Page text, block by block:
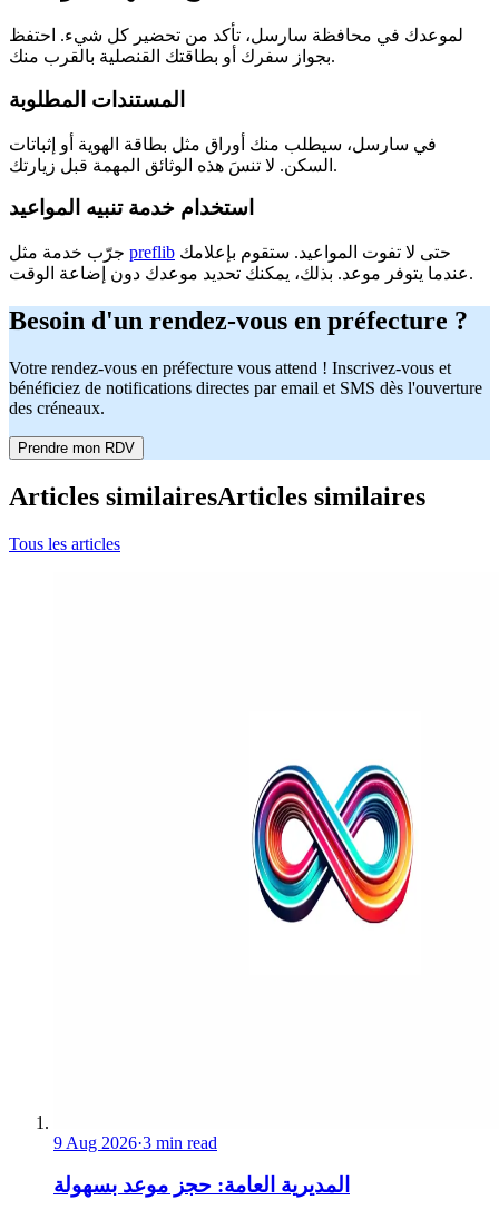
لموعدك في محافظة سارسل، تأكد من تحضير كل شيء. احتفظ
بجواز سفرك أو بطاقتك القنصلية بالقرب منك.
المستندات المطلوبة
في سارسل، سيطلب منك أوراق مثل بطاقة الهوية أو إثباتات
السكن. لا تنسَ هذه الوثائق المهمة قبل زيارتك.
استخدام خدمة تنبيه المواعيد
preflib
عندما يتوفر موعد. بذلك، يمكنك تحديد موعدك دون إضاعة الوقت.
Besoin d'un rendez-vous en préfecture ?
Votre rendez-vous en préfecture vous attend ! Inscrivez-vous et
bénéficiez de notifications directes par email et SMS dès l'ouverture
des créneaux.
Prendre mon RDV
Articles similairesArticles similaires
Tous les articles
9 Aug 2026·3 min read
المديرية العامة: حجز موعد بسهولة